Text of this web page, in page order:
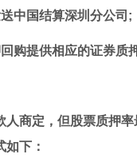
中国结算深圳分公司;
购提供相应的证券质
商定，但股票质押
下：